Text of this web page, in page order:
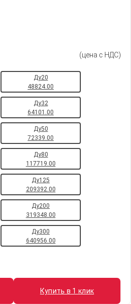
(цена с НДС)
Купить в 1 клик
Ду20
48824.00
Ду32
64101.00
Ду50
72339.00
Ду80
117719.00
Ду125
209392.00
Ду200
319348.00
Ду300
640956.00